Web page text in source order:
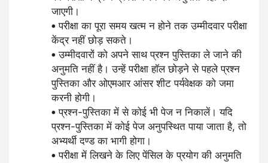
जाएगी।
परीक्षा का पूरा समय खत्म न होने तक उम्मीदवार परीक्षा
केंद्र नहीं छोड़ सकते।
उम्मीदवारों को अपने साथ प्रश्न पुस्तिका ले जाने की
अनुमति नहीं है। उन्हें परीक्षा हॉल छोड़ने से पहले प्रश्न
पुस्तिका और ओएमआर आंसर शीट पर्यवेक्षक को जमा
करनी होगी।
प्रश्न-पुस्तिका में से कोई भी पेज न निकालें। यदि
प्रश्न-पुस्तिका में कोई पेज अनुपस्थित पाया जाता है, तो
अभ्यर्थी दण्ड का भागी होगा।
परीक्षा में लिखने के लिए पेंसिल के प्रयोग की अनुमति